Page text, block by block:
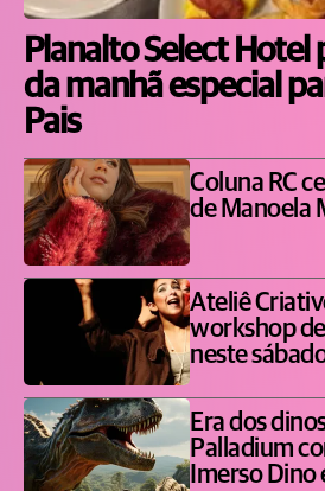
Planalto Select Hotel
da manhã especial
Pais
Coluna RC
de Manoela
Ateliê
workshop
neste
Era dos
Palladium
Imerso Dino